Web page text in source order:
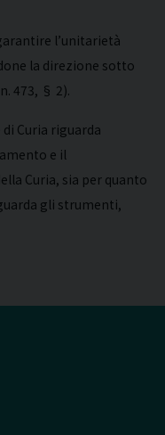
l’unitarietà
la direzione sotto
473, § 2).
Curia riguarda
e il
Curia, sia per quanto
gli strumenti,